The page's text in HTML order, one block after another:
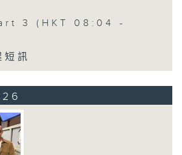
3 (HKT 08:04 -
短訊